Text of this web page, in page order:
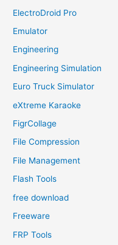
ElectroDroid Pro
Emulator
Engineering
Engineering Simulation
Euro Truck Simulator
eXtreme Karaoke
FigrCollage
File Compression
File Management
Flash Tools
free download
Freeware
FRP Tools